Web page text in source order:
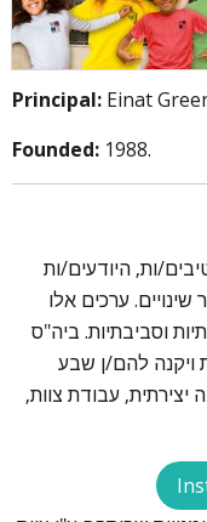
Principal: Einat
Founded: 1988.
ות, היודעים/ות
ערכים אלו
וסביבתיות. ביה"ס
ויקנה להם/ן שבע
יצירתית, עבודת צוות,